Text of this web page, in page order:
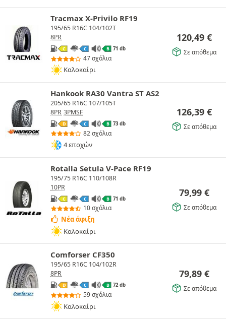
Tracmax X-Privilo RF19
195/65 R16C 104/102T
8PR
C C B 71 db
47 σχόλια
Καλοκαίρι
120,49 €
Σε απόθεμα
Hankook RA30 Vantra ST AS2
205/65 R16C 107/105T
8PR 3PMSF
D C B 73 db
82 σχόλια
4 εποχών
126,39 €
Σε απόθεμα
Rotalla Setula V-Pace RF19
195/75 R16C 110/108R
10PR
C C B 71 db
10 σχόλια
Νέα άφιξη
Καλοκαίρι
79,99 €
Σε απόθεμα
Comforser CF350
195/65 R16C 104/102R
8PR
D C B 72 db
59 σχόλια
Καλοκαίρι
79,89 €
Σε απόθεμα